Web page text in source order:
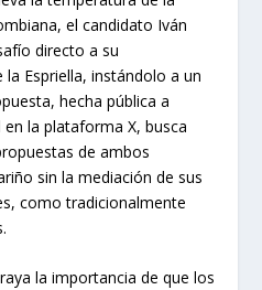
el candidato Iván
directo a su
Espriella, instándolo a un
hecha pública a
la plataforma X, busca
de ambos
sin la mediación de sus
como tradicionalmente
la importancia de que los